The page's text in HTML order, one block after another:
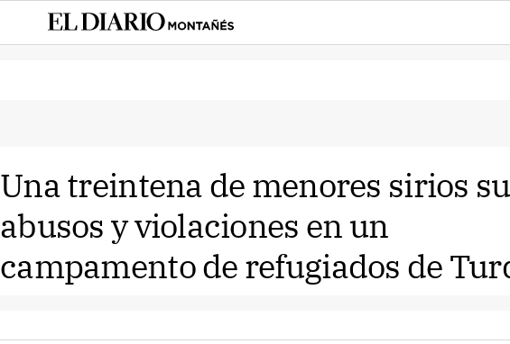
Una treintena de menores sirios
abusos y violaciones en un
campamento de refugiados de